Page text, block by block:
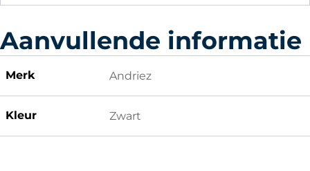
Aanvullende informatie
Merk Andriez
Kleur Zwart